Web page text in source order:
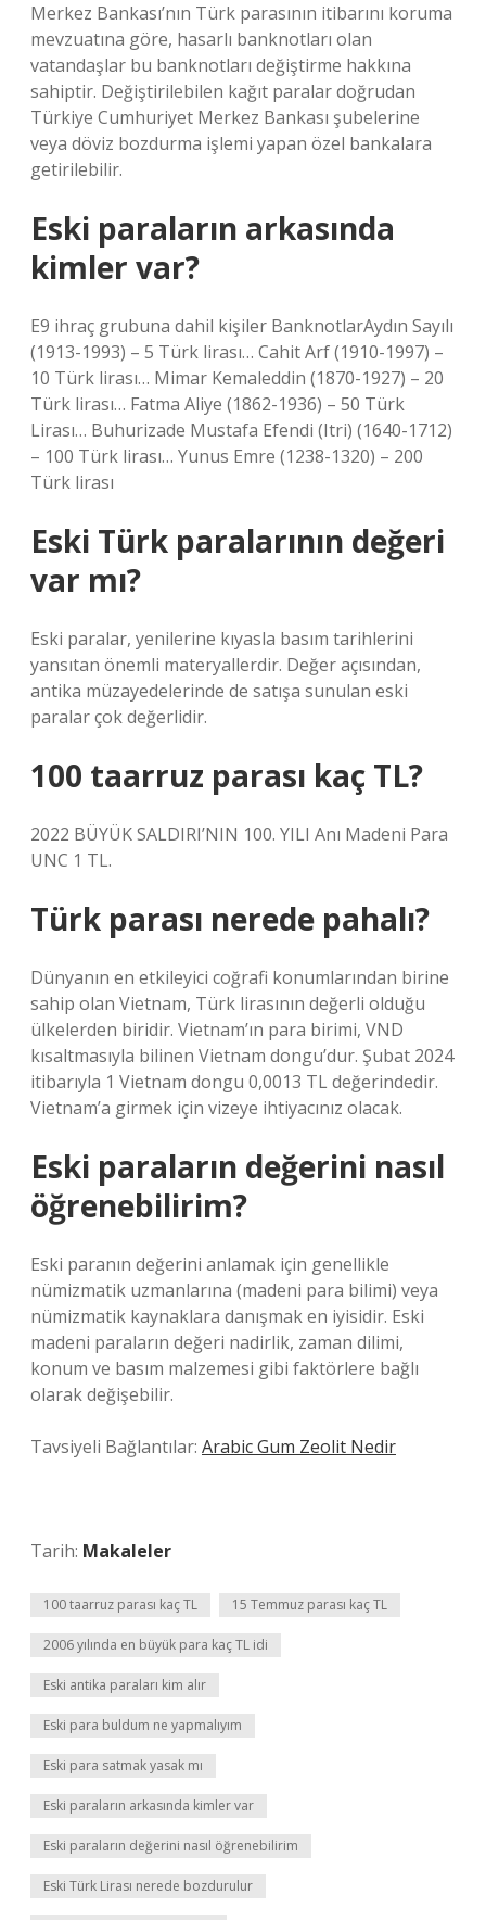
Merkez Bankası’nın Türk parasının itibarını koruma
mevzuatına göre, hasarlı banknotları olan
vatandaşlar bu banknotları değiştirme hakkına
sahiptir. Değiştirilebilen kağıt paralar doğrudan
Türkiye Cumhuriyet Merkez Bankası şubelerine
veya döviz bozdurma işlemi yapan özel bankalara
getirilebilir.
Eski paraların arkasında
kimler var?
E9 ihraç grubuna dahil kişiler BanknotlarAydın Sayılı
(1913-1993) – 5 Türk lirası… Cahit Arf (1910-1997) –
10 Türk lirası… Mimar Kemaleddin (1870-1927) – 20
Türk lirası… Fatma Aliye (1862-1936) – 50 Türk
Lirası… Buhurizade Mustafa Efendi (Itri) (1640-1712)
– 100 Türk lirası… Yunus Emre (1238-1320) – 200
Türk lirası
Eski Türk paralarının değeri
var mı?
Eski paralar, yenilerine kıyasla basım tarihlerini
yansıtan önemli materyallerdir. Değer açısından,
antika müzayedelerinde de satışa sunulan eski
paralar çok değerlidir.
100 taarruz parası kaç TL?
2022 BÜYÜK SALDIRI’NIN 100. YILI Anı Madeni Para
UNC 1 TL.
Türk parası nerede pahalı?
Dünyanın en etkileyici coğrafi konumlarından birine
sahip olan Vietnam, Türk lirasının değerli olduğu
ülkelerden biridir. Vietnam’ın para birimi, VND
kısaltmasıyla bilinen Vietnam dongu’dur. Şubat 2024
itibarıyla 1 Vietnam dongu 0,0013 TL değerindedir.
Vietnam’a girmek için vizeye ihtiyacınız olacak.
Eski paraların değerini nasıl
öğrenebilirim?
Eski paranın değerini anlamak için genellikle
nümizmatik uzmanlarına (madeni para bilimi) veya
nümizmatik kaynaklara danışmak en iyisidir. Eski
madeni paraların değeri nadirlik, zaman dilimi,
konum ve basım malzemesi gibi faktörlere bağlı
olarak değişebilir.
Tavsiyeli Bağlantılar: Arabic Gum Zeolit Nedir
Tarih: Makaleler
100 taarruz parası kaç TL 15 Temmuz parası kaç TL
2006 yılında en büyük para kaç TL idi
Eski antika paraları kim alır
Eski para buldum ne yapmalıyım
Eski para satmak yasak mı
Eski paraların arkasında kimler var
Eski paraların değerini nasıl öğrenebilirim
Eski Türk Lirası nerede bozdurulur